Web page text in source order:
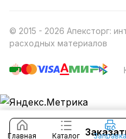
Главная Каталог Заправка
© 2015 - 2026 Апексторг:
расходных материалов